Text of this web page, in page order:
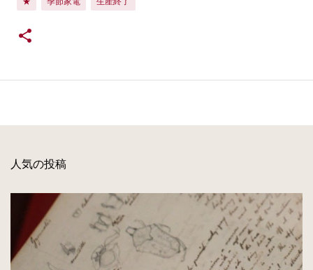
人気の投稿